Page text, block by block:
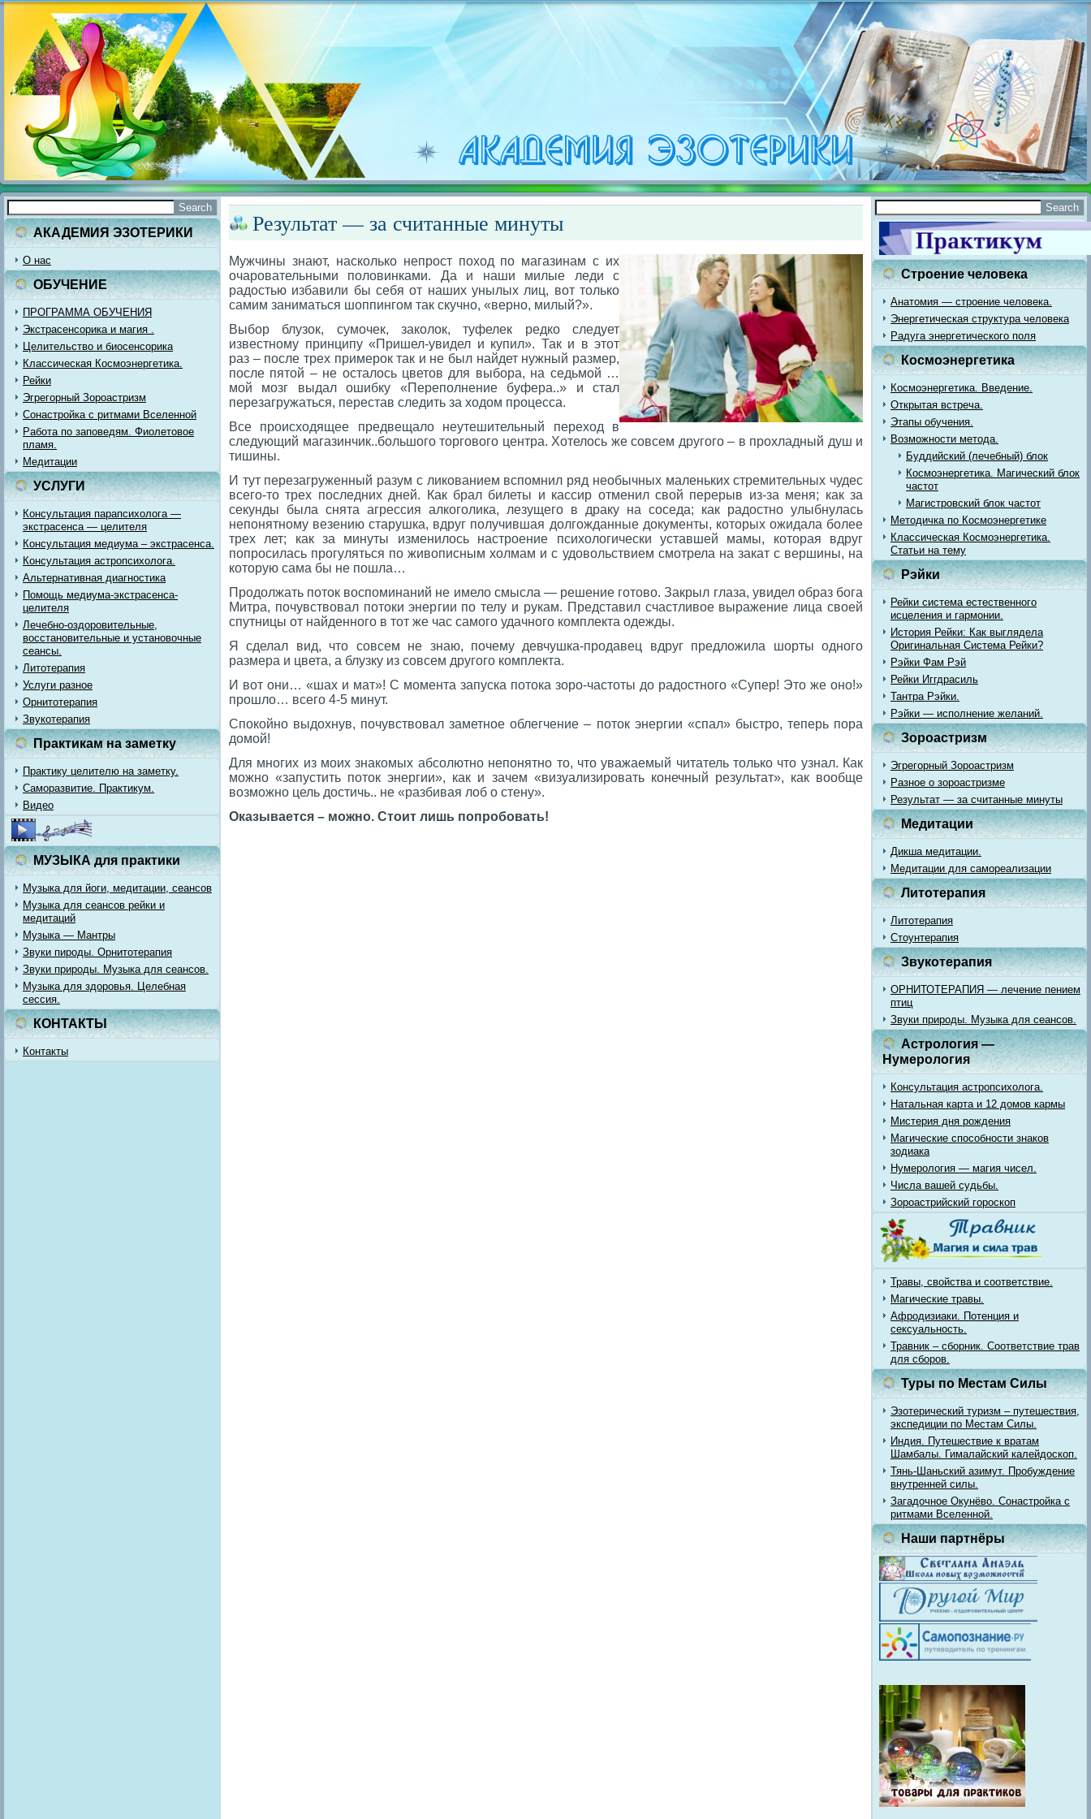
АКАДЕМИЯ ЭЗОТЕРИКИ
О нас
ОБУЧЕНИЕ
ПРОГРАММА ОБУЧЕНИЯ
Экстрасенсорика и магия .
Целительство и биосенсорика
Классическая Космоэнергетика.
Рейки
Эгрегорный Зороастризм
Сонастройка с ритмами Вселенной
Работа по заповедям. Фиолетовое
пламя.
Медитации
УСЛУГИ
Консультация парапсихолога —
экстрасенса — целителя
Консультация медиума – экстрасенса.
Консультация астропсихолога.
Альтернативная диагностика
Помощь медиума-экстрасенса-
целителя
Лечебно-оздоровительные,
восстановительные и установочные
сеансы.
Литотерапия
Услуги разное
Орнитотерапия
Звукотерапия
Практикам на заметку
Практику целителю на заметку.
Саморазвитие. Практикум.
Видео
МУЗЫКА для практики
Музыка для йоги, медитации, сеансов
Музыка для сеансов рейки и
медитаций
Музыка — Мантры
Звуки пироды. Орнитотерапия
Звуки природы. Музыка для сеансов.
Музыка для здоровья. Целебная
сессия.
КОНТАКТЫ
Контакты
Результат — за считанные минуты
Мужчины знают, насколько непрост поход по магазинам с их
очаровательными половинками. Да и наши милые леди с
радостью избавили бы себя от наших унылых лиц, вот только
самим заниматься шоппингом так скучно, «верно, милый?».
Выбор блузок, сумочек, заколок, туфелек редко следует
известному принципу «Пришел-увидел и купил». Так и в этот
раз – после трех примерок так и не был найдет нужный размер,
после пятой – не осталось цветов для выбора, на седьмой …
мой мозг выдал ошибку «Переполнение буфера..» и стал
перезагружаться, перестав следить за ходом процесса.
Все происходящее предвещало неутешительный переход в
следующий магазинчик..большого торгового центра. Хотелось же совсем другого – в прохладный душ и
тишины.
И тут перезагруженный разум с ликованием вспомнил ряд необычных маленьких стремительных чудес
всего-то трех последних дней. Как брал билеты и кассир отменил свой перерыв из-за меня; как за
секунды была снята агрессия алкоголика, лезущего в драку на соседа; как радостно улыбнулась
непонятному везению старушка, вдруг получившая долгожданные документы, которых ожидала более
трех лет; как за минуты изменилось настроение психологически уставшей мамы, которая вдруг
попросилась прогуляться по живописным холмам и с удовольствием смотрела на закат с вершины, на
которую сама бы не пошла…
Продолжать поток воспоминаний не имело смысла — решение готово. Закрыл глаза, увидел образ бога
Митра, почувствовал потоки энергии по телу и рукам. Представил счастливое выражение лица своей
спутницы от найденного в тот же час самого удачного комплекта одежды.
Я сделал вид, что совсем не знаю, почему девчушка-продавец вдруг предложила шорты одного
размера и цвета, а блузку из совсем другого комплекта.
И вот они… «шах и мат»! С момента запуска потока зоро-частоты до радостного «Супер! Это же оно!»
прошло… всего 4-5 минут.
Спокойно выдохнув, почувствовал заметное облегчение – поток энергии «спал» быстро, теперь пора
домой!
Для многих из моих знакомых абсолютно непонятно то, что уважаемый читатель только что узнал. Как
можно «запустить поток энергии», как и зачем «визуализировать конечный результат», как вообще
возможно цель достичь.. не «разбивая лоб о стену».
Оказывается – можно. Стоит лишь попробовать!
Строение человека
Анатомия — строение человека.
Энергетическая структура человека
Радуга энергетического поля
Космоэнергетика
Космоэнергетика. Введение.
Открытая встреча.
Этапы обучения.
Возможности метода.
Буддийский (лечебный) блок
Космоэнергетика. Магический блок
частот
Магистровский блок частот
Методичка по Космоэнергетике
Классическая Космоэнергетика.
Статьи на тему
Рэйки
Рейки система естественного
исцеления и гармонии.
История Рейки: Как выглядела
Оригинальная Система Рейки?
Рэйки Фам Рэй
Рейки Иггдрасиль
Тантра Рэйки.
Рэйки — исполнение желаний.
Зороастризм
Эгрегорный Зороастризм
Разное о зороастризме
Результат — за считанные минуты
Медитации
Дикша медитации.
Медитации для самореализации
Литотерапия
Литотерапия
Стоунтерапия
Звукотерапия
ОРНИТОТЕРАПИЯ — лечение пением
птиц
Звуки природы. Музыка для сеансов.
Астрология —
Нумерология
Консультация астропсихолога.
Натальная карта и 12 домов кармы
Мистерия дня рождения
Магические способности знаков
зодиака
Нумерология — магия чисел.
Числа вашей судьбы.
Зороастрийский гороскоп
Травы, свойства и соответствие.
Магические травы.
Афродизиаки. Потенция и
сексуальность.
Травник – сборник. Соответствие трав
для сборов.
Туры по Местам Силы
Эзотерический туризм – путешествия,
экспедиции по Местам Силы.
Индия. Путешествие к вратам
Шамбалы. Гималайский калейдоскоп.
Тянь-Шаньский азимут. Пробуждение
внутренней силы.
Загадочное Окунёво. Сонастройка с
ритмами Вселенной.
Наши партнёры